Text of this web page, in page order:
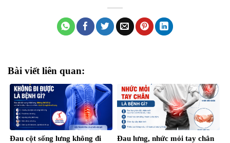
Bài viết liên quan:
Đau cột sống lưng không đi
Đau lưng, nhức mỏi tay chân